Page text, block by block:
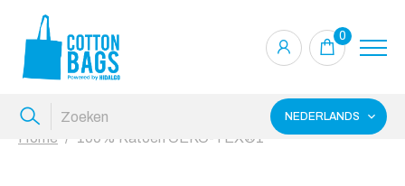
0
NEDERLANDS
Home 100% Katoen OEKO-TEX®1